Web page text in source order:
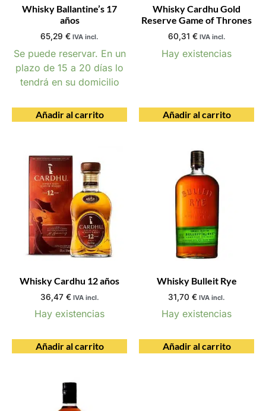
Whisky Ballantine’s 17
años
65,29 € IVA incl.
Se puede reservar. En un
plazo de 15 a 20 días lo
tendrá en su domicilio
Añadir al carrito
Whisky Cardhu Gold
Reserve Game of Thrones
60,31 € IVA incl.
Hay existencias
Añadir al carrito
Whisky Cardhu 12 años
36,47 € IVA incl.
Hay existencias
Añadir al carrito
Whisky Bulleit Rye
31,70 € IVA incl.
Hay existencias
Añadir al carrito